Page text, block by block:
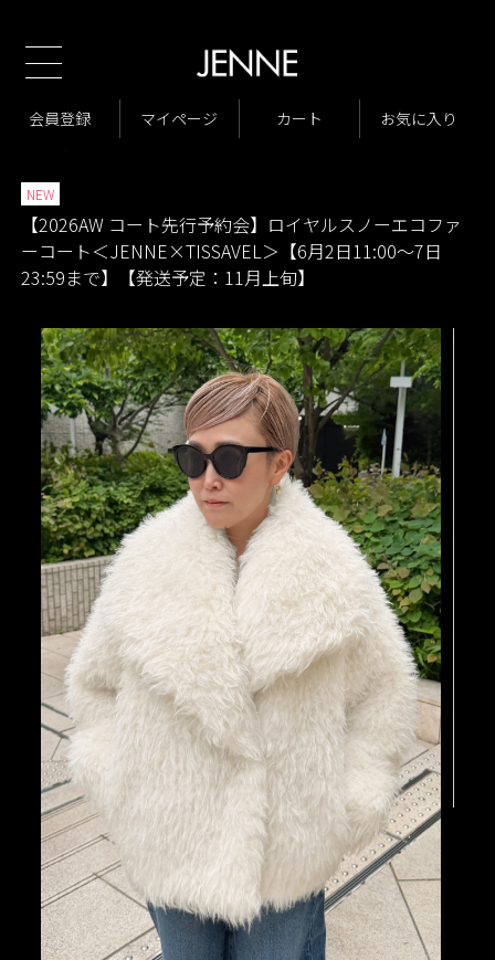
会員登録 マイページ カート お気に入り
TOP
商品一覧 > ジャケット・アウター コート
New Arrivals
NEW
【2026AW コート先行予約会】ロイヤルスノーエコファ
ーコート＜JENNE×TISSAVEL＞【6月2日11:00～7日
23:59まで】【発送予定：11月上旬】